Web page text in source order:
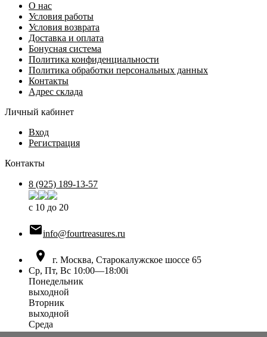
О нас
Условия работы
Условия возврата
Доставка и оплата
Бонусная система
Политика конфиденциальности
Политика обработки персональных данных
Контакты
Адрес склада
Личный кабинет
Вход
Регистрация
Контакты
8 (925) 189-13-57
с 10 до 20
info@fourtreasures.ru

г. Москва, Старокалужское шоссе 65
Ср, Пт, Вс 10:00—18:00i
Понедельник
выходной
Вторник
выходной
Среда
10:00 — 18:00